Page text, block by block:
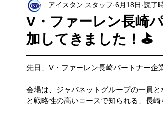
ステライザ 感染対策 経費削減 ナ
ポータブル蓄電池 ガソリン削減 電気代
TOPお知らせ Vファーレン長崎 ゴルフ
V・ファーレン長崎
加してきました！⛳️
アイスタン スタッフ 6月18日 読了
先日、V・ファーレン長崎パートナー企
会場は、ジャパネットグループの一員
と戦略性の高いコースで知られる、長崎